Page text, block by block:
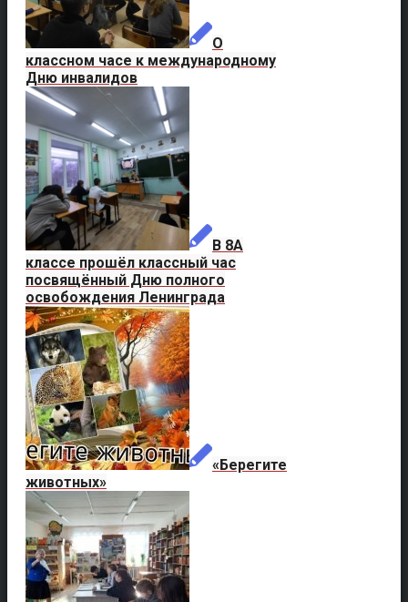
О
классном часе к международному
Дню инвалидов
В 8А
классе прошёл классный час
посвящённый Дню полного
освобождения Ленинграда
«Берегите
животных»